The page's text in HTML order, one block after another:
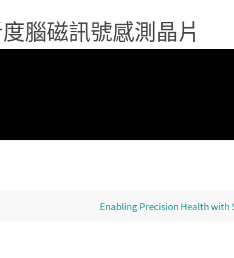
腦磁訊號感測晶片
Enabling Precision Health